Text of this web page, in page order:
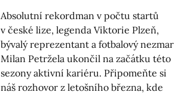
Absolutní rekordman v počtu startů
v české lize, legenda Viktorie Plzeň,
bývalý reprezentant a fotbalový nezmar
Milan Petržela ukončil na začátku této
sezony aktivní kariéru. Připomeňte si
náš rozhovor z letošního března, kde